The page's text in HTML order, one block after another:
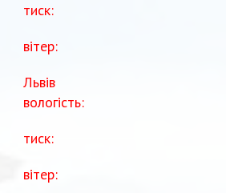
тиск:
вітер:
Львів
вологість:
тиск:
вітер: